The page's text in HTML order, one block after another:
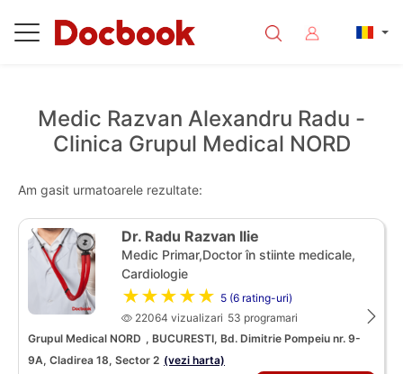
Medic Razvan Alexandru Radu -
Clinica Grupul Medical NORD
Am gasit urmatoarele rezultate:
Dr. Radu Razvan Ilie
Medic Primar,Doctor în stiinte medicale,
Cardiologie
★★★★★ 5 (6 rating-uri)
22064 vizualizari 53 programari
Grupul Medical NORD , BUCURESTI, Bd. Dimitrie Pompeiu nr. 9-
9A, Cladirea 18, Sector 2 (vezi harta)